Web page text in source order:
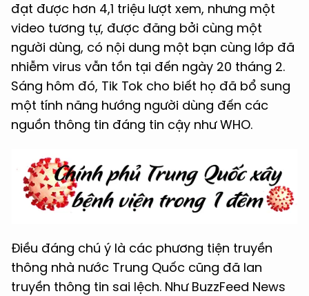
đạt được hơn 4,1 triệu lượt xem, nhưng một
video tương tự, được đăng bởi cùng một
người dùng, có nội dung một bạn cùng lớp đã
nhiễm virus vẫn tồn tại đến ngày 20 tháng 2.
Sáng hôm đó, Tik Tok cho biết họ đã bổ sung
một tính năng hướng người dùng đến các
nguồn thông tin đáng tin cậy như WHO.
Điều đáng chú ý là các phương tiện truyền
thông nhà nước Trung Quốc cũng đã lan
truyền thông tin sai lệch. Như BuzzFeed News